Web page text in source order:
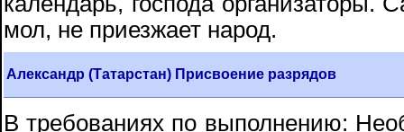
мол, не приезжает народ.
Александр (Татарстан) Присвоение разрядов
В требованиях по выполнению: